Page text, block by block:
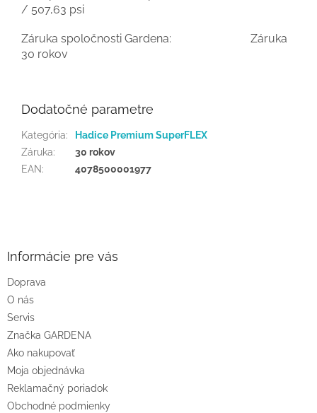
/ 507,63 psi
Záruka spoločnosti Gardena: Záruka
30 rokov
Dodatočné parametre
Kategória:
Hadice Premium SuperFLEX
Záruka:
30 rokov
EAN: 4078500001977
e
Informácie pre vás
Doprava
O nás
Servis
Značka GARDENA
Ako nakupovať
Moja objednávka
Reklamačný poriadok
Obchodné podmienky